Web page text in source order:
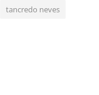
tancredo neves